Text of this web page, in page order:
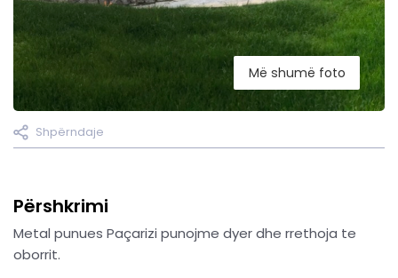
Më shumë foto
Shpërndaje
Përshkrimi
Metal punues Paçarizi punojme dyer dhe rrethoja te
oborrit.